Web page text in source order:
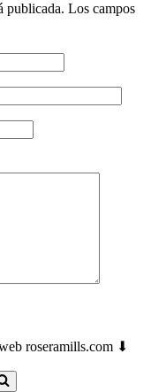
publicada. Los campos
roseramills.com ⬇